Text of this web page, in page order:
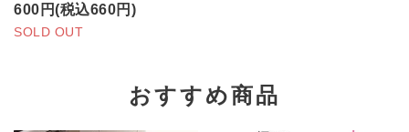
600円(税込660円)
SOLD OUT
おすすめ商品